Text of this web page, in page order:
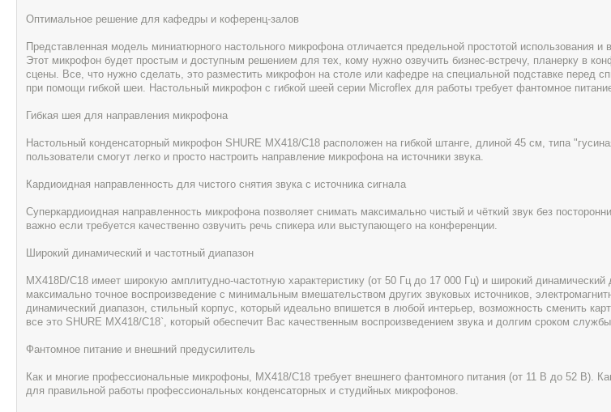
Оптимальное решение для кафедры и коференц-залов
Представленная модель миниатюрного настольного микрофона отличается предельной простотой использования
Этот микрофон будет простым и доступным решением для тех, кому нужно озвучить бизнес-встречу, планерку в
сцены. Все, что нужно сделать, это разместить микрофон на столе или кафедре на специальной подставке перед
при помощи гибкой шеи. Настольный микрофон с гибкой шеей серии Microflex для работы требует фантомное
Гибкая шея для направления микрофона
Настольный конденсаторный микрофон SHURE MX418/С18 расположен на гибкой штанге, длиной 45 см, типа
пользователи смогут легко и просто настроить направление микрофона на источники звука.
Кардиоидная направленность для чистого снятия звука с источника сигнала
Суперкардиоидная направленность микрофона позволяет снимать максимально чистый и чёткий звук без
важно если требуется качественно озвучить речь спикера или выступающего на конференции.
Широкий динамический и частотный диапазон
MX418D/С18 имеет широкую амплитудно-частотную характеристику (от 50 Гц до 17 000 Гц) и широкий
максимально точное воспроизведение с минимальным вмешательством других звуковых источников,
динамический диапазон, стильный корпус, который идеально впишется в любой интерьер, возможность сменить
все это SHURE MX418/С18`, который обеспечит Вас качественным воспроизведением звука и долгим сроком службы.
Фантомное питание и внешний предусилитель
Как и многие профессиональные микрофоны, MX418/С18 требует внешнего фантомного питания (от 11 В до 52 В).
для правильной работы профессиональных конденсаторных и студийных микрофонов.